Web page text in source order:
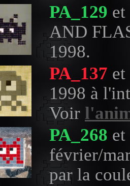
PA_129 et
AND
1998.
PA_137 et
1998 à
Voir
PA_268 et
février/
par la